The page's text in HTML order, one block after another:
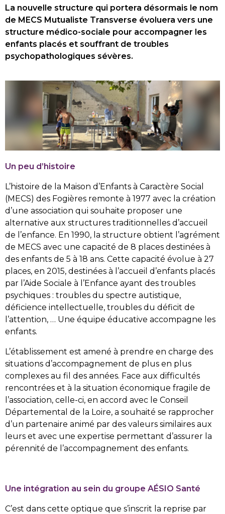
La nouvelle structure qui portera désormais le nom
de MECS Mutualiste Transverse évoluera vers une
structure médico-sociale pour accompagner les
enfants placés et souffrant de troubles
psychopathologiques sévères.
Un peu d’histoire
L’histoire de la Maison d’Enfants à Caractère Social
(MECS) des Fogières remonte à 1977 avec la création
d’une association qui souhaite proposer une
alternative aux structures traditionnelles d’accueil
de l’enfance. En 1990, la structure obtient l’agrément
de MECS avec une capacité de 8 places destinées à
des enfants de 5 à 18 ans. Cette capacité évolue à 27
places, en 2015, destinées à l’accueil d’enfants placés
par l’Aide Sociale à l’Enfance ayant des troubles
psychiques : troubles du spectre autistique,
déficience intellectuelle, troubles du déficit de
l’attention, … Une équipe éducative accompagne les
enfants.
L’établissement est amené à prendre en charge des
situations d’accompagnement de plus en plus
complexes au fil des années. Face aux difficultés
rencontrées et à la situation économique fragile de
l’association, celle-ci, en accord avec le Conseil
Départemental de la Loire, a souhaité se rapprocher
d’un partenaire animé par des valeurs similaires aux
leurs et avec une expertise permettant d’assurer la
pérennité de l’accompagnement des enfants.
Une intégration au sein du groupe AÉSIO Santé
C’est dans cette optique que s’inscrit la reprise par